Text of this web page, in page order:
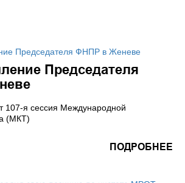
Председателя
107-я сессия Международной
(МКТ)
ПОДРОБНЕЕ